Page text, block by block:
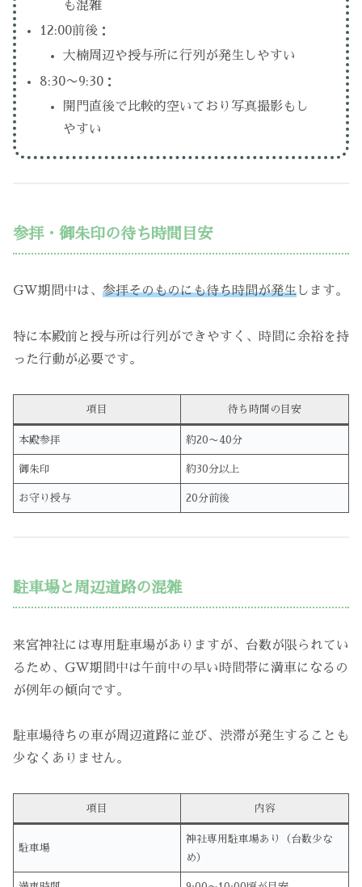
も混雑
12:00前後：
大楠周辺や授与所に行列が発生しやすい
8:30〜9:30：
開門直後で比較的空いており写真撮影もし
やすい
参拝・御朱印の待ち時間目安
GW期間中は、 参拝そのものにも待ち時間が発生 します。
特に本殿前と授与所は行列ができやすく、時間に余裕を持
った行動が必要です。
項目 待ち時間の目安
本殿参拝 約20〜40分
御朱印 約30分以上
お守り授与 20分前後
駐車場と周辺道路の混雑
来宮神社には専用駐車場がありますが、台数が限られてい
るため、GW期間中は午前中の早い時間帯に満車になるの
が例年の傾向です。
駐車場待ちの車が周辺道路に並び、渋滞が発生することも
少なくありません。
項目 内容
駐車場
神社専用駐車場あり（台数少な
め）